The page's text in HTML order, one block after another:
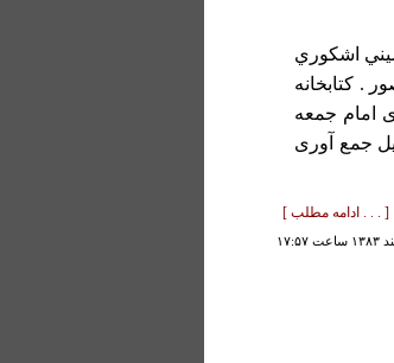
اشكوري
، شوميز ،۱۳۸۳ ش ، ۱۸۱ ص + ۳۵ ص مصور . کتابخانه
امام جمعه
جمع آوری
[ . . . ادامه مطلب ]